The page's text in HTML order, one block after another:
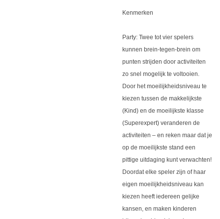
Kenmerken
Party: Twee tot vier spelers
kunnen brein-tegen-brein om
punten strijden door activiteiten
zo snel mogelijk te voltooien.
Door het moeilijkheidsniveau te
kiezen tussen de makkelijkste
(Kind) en de moeilijkste klasse
(Superexpert) veranderen de
activiteiten – en reken maar dat je
op de moeilijkste stand een
pittige uitdaging kunt verwachten!
Doordat elke speler zijn of haar
eigen moeilijkheidsniveau kan
kiezen heeft iedereen gelijke
kansen, en maken kinderen